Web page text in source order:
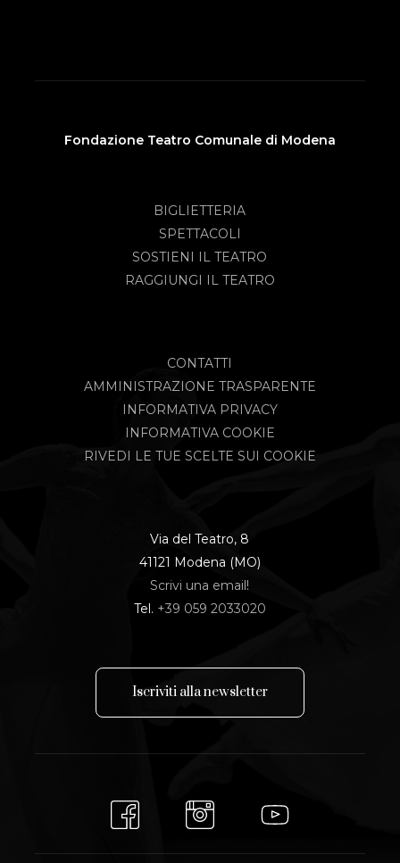
Fondazione Teatro Comunale di Modena
BIGLIETTERIA
SPETTACOLI
SOSTIENI IL TEATRO
RAGGIUNGI IL TEATRO
CONTATTI
AMMINISTRAZIONE TRASPARENTE
INFORMATIVA PRIVACY
INFORMATIVA COOKIE
RIVEDI LE TUE SCELTE SUI COOKIE
Via del Teatro, 8
41121 Modena (MO)
Scrivi una email!
Tel. +39 059 2033020
Iscriviti allanewsletter